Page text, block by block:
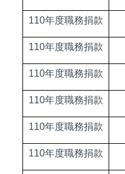
110年度職務捐款
110年度職務捐款
110年度職務捐款
110年度職務捐款
110年度職務捐款
110年度職務捐款